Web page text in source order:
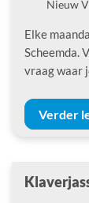
LocatieNieuw
Elke
Scheemda.
vraag waar
Verder